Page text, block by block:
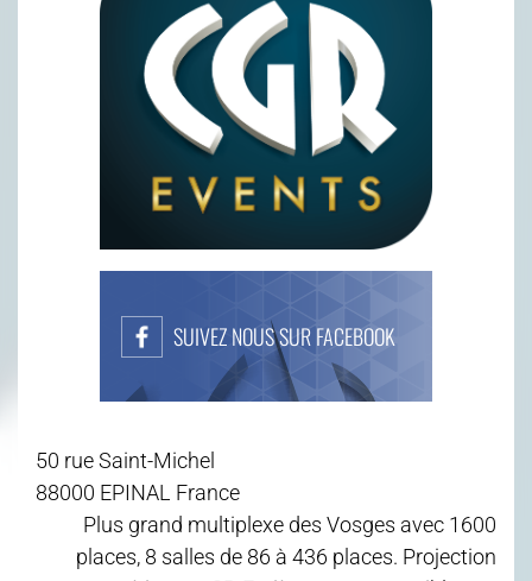
SUIVEZ NOUS SUR FACEBOOK
50 rue Saint-Michel
88000 EPINAL France
Plus grand multiplexe des Vosges avec 1600
places, 8 salles de 86 à 436 places. Projection